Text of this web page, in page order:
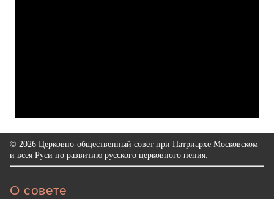
© 2026 Церковно-общественный совет при Патриархе Московском
и всея Руси по развитию русского церковного пения.
О совете